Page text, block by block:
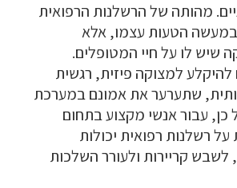
מהותה של הרשלנות הרפואית
במעשה הטעות עצמו, אלא
שיש לו על חיי המטופלים.
להיקלע למצוקה פיזית, רגשית
שתערער את אמונם במערכת
כן, עבור אנשי מקצוע בתחום
רשלנות רפואית יכולות
לשבש קריירות ולעורר השלכות